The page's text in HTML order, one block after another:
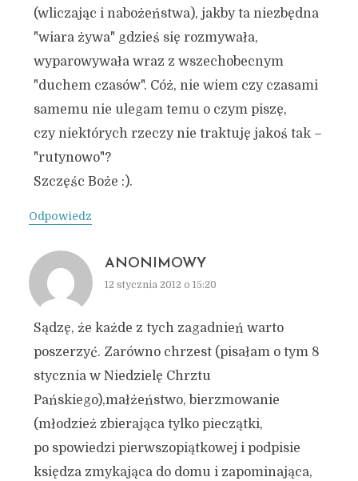
(wliczając i nabożeństwa), jakby ta niezbędna
"wiara żywa" gdzieś się rozmywała,
wyparowywała wraz z wszechobecnym
"duchem czasów". Cóż, nie wiem czy czasami
samemu nie ulegam temu o czym piszę,
czy niektórych rzeczy nie traktuję jakoś tak –
"rutynowo"?
Szczęśc Boże :).
Odpowiedz
ANONIMOWY
12 stycznia 2012 o 15:20
Sądzę, że każde z tych zagadnień warto
poszerzyć. Zarówno chrzest (pisałam o tym 8
stycznia w Niedzielę Chrztu
Pańskiego),małżeństwo, bierzmowanie
(młodzież zbierająca tylko pieczątki,
po spowiedzi pierwszopiątkowej i podpisie
księdza zmykająca do domu i zapominająca,